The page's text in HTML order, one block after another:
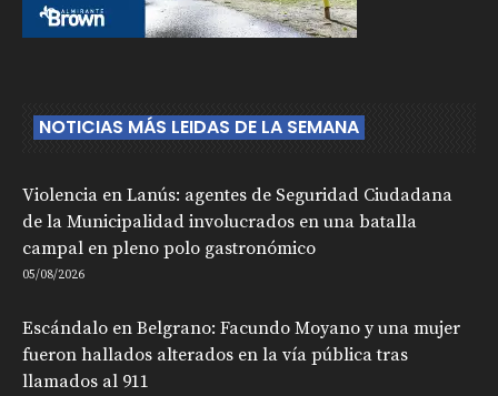
NOTICIAS MÁS LEIDAS DE LA SEMANA
Violencia en Lanús: agentes de Seguridad Ciudadana
de la Municipalidad involucrados en una batalla
campal en pleno polo gastronómico
05/08/2026
Escándalo en Belgrano: Facundo Moyano y una mujer
fueron hallados alterados en la vía pública tras
llamados al 911